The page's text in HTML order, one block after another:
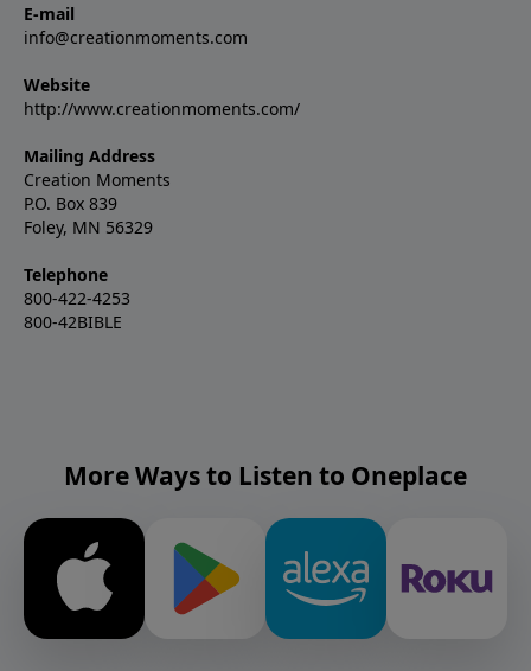
E-mail
info@creationmoments.com
Website
http://www.creationmoments.com/
Mailing Address
Creation Moments
P.O. Box 839
Foley, MN 56329
Telephone
800-422-4253
800-42BIBLE
More Ways to Listen to Oneplace